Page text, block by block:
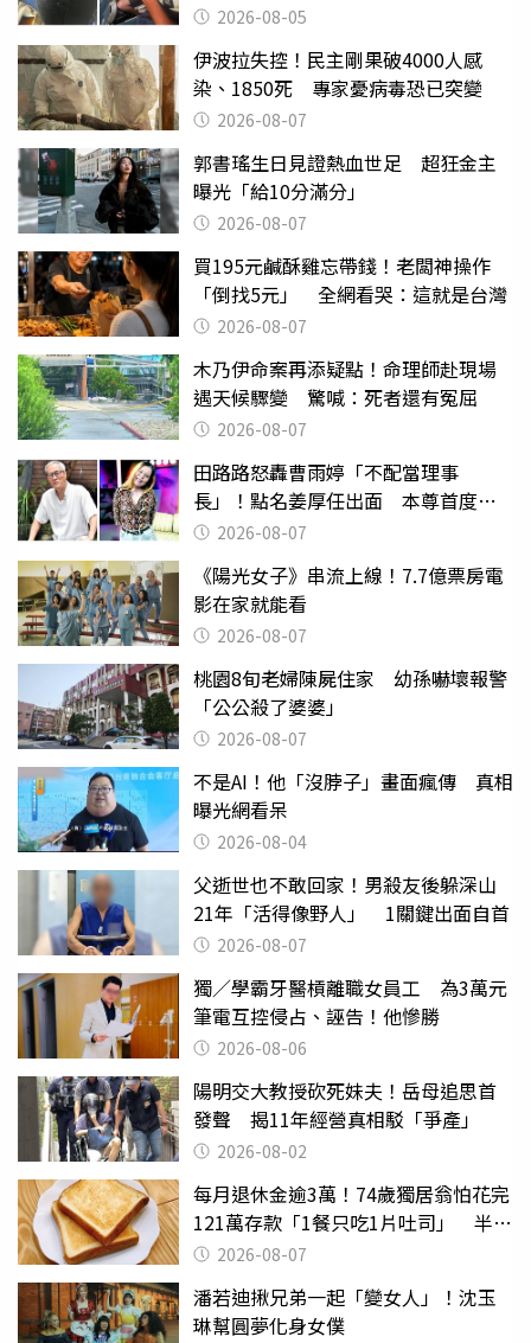
2026-08-05
伊波拉失控！民主剛果破4000人感
染、1850死 專家憂病毒恐已突變
2026-08-07
郭書瑤生日見證熱血世足 超狂金主
曝光「給10分滿分」
2026-08-07
買195元鹹酥雞忘帶錢！老闆神操作
「倒找5元」 全網看哭：這就是台灣
2026-08-07
木乃伊命案再添疑點！命理師赴現場
遇天候驟變 驚喊：死者還有冤屈
2026-08-07
田路路怒轟曹雨婷「不配當理事
長」！點名姜厚任出面 本尊首度回
應了2026-08-07
《陽光女子》串流上線！7.7億票房電
影在家就能看
2026-08-07
桃園8旬老婦陳屍住家 幼孫嚇壞報警
「公公殺了婆婆」
2026-08-07
不是AI！他「沒脖子」畫面瘋傳 真相
曝光網看呆
2026-08-04
父逝世也不敢回家！男殺友後躲深山
21年「活得像野人」 1關鍵出面自首
2026-08-07
獨／學霸牙醫槓離職女員工 為3萬元
筆電互控侵占、誣告！他慘勝
2026-08-06
陽明交大教授砍死妹夫！岳母追思首
發聲 揭11年經營真相駁「爭產」
2026-08-02
每月退休金逾3萬！74歲獨居翁怕花完
121萬存款「1餐只吃1片吐司」 半年
後暴瘦嚇壞女兒
2026-08-07
潘若迪揪兄弟一起「變女人」！沈玉
琳幫圓夢化身女僕